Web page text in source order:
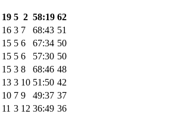
19 5 2 58:19 62
16 3 7 68:43 51
15 5 6 67:34 50
15 5 6 57:30 50
15 3 8 68:46 48
13 3 10 51:50 42
10 7 9 49:37 37
11 3 12 36:49 36